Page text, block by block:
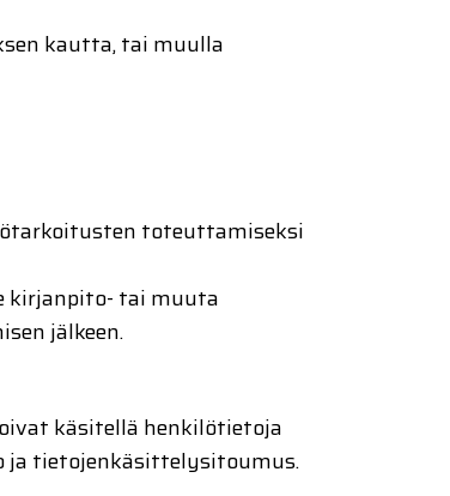
kautta, tai muulla
toteuttamiseksi
kirjanpito- tai muuta
jälkeen.
käsitellä henkilötietoja
ja tietojenkäsittelysitoumus.